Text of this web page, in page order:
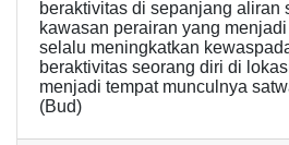
beraktivitas di sepanjang aliran
kawasan perairan yang
selalu meningkatkan
beraktivitas seorang diri di
menjadi tempat munculnya
(Bud)